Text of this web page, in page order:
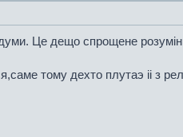
Це дещо спрощене
тому дехто плутаэ ii з